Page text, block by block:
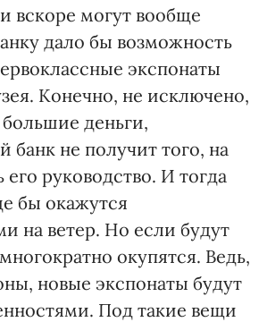
вскоре могут вообще
дало бы возможность
экспонаты
Конечно, не исключено,
деньги,
банк не получит того, на
его руководство. И тогда
бы окажутся
на ветер. Но если будут
окупятся. Ведь,
новые экспонаты будут
Под такие вещи